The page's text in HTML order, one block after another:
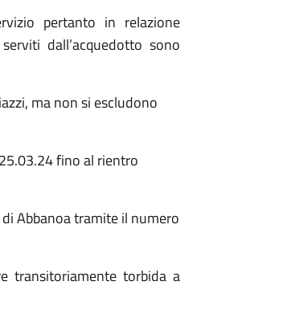
pertanto in relazione
dall’acquedotto sono
ma non si escludono
fino al rientro
Abbanoa tramite il numero
transitoriamente torbida a